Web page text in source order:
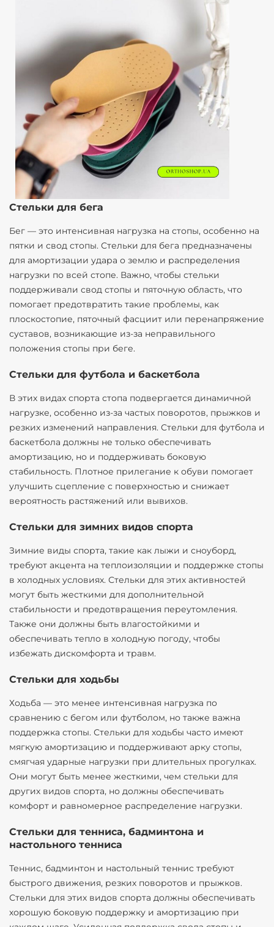
Стельки для бега
Бег — это интенсивная нагрузка на стопы, особенно на
пятки и свод стопы. Стельки для бега предназначены
для амортизации удара о землю и распределения
нагрузки по всей стопе. Важно, чтобы стельки
поддерживали свод стопы и пяточную область, что
помогает предотвратить такие проблемы, как
плоскостопие, пяточный фасциит или перенапряжение
суставов, возникающие из-за неправильного
положения стопы при беге.
Стельки для футбола и баскетбола
В этих видах спорта стопа подвергается динамичной
нагрузке, особенно из-за частых поворотов, прыжков и
резких изменений направления. Стельки для футбола и
баскетбола должны не только обеспечивать
амортизацию, но и поддерживать боковую
стабильность. Плотное прилегание к обуви помогает
улучшить сцепление с поверхностью и снижает
вероятность растяжений или вывихов.
Стельки для зимних видов спорта
Зимние виды спорта, такие как лыжи и сноуборд,
требуют акцента на теплоизоляции и поддержке стопы
в холодных условиях. Стельки для этих активностей
могут быть жесткими для дополнительной
стабильности и предотвращения переутомления.
Также они должны быть влагостойкими и
обеспечивать тепло в холодную погоду, чтобы
избежать дискомфорта и травм.
Стельки для ходьбы
Ходьба — это менее интенсивная нагрузка по
сравнению с бегом или футболом, но также важна
поддержка стопы. Стельки для ходьбы часто имеют
мягкую амортизацию и поддерживают арку стопы,
смягчая ударные нагрузки при длительных прогулках.
Они могут быть менее жесткими, чем стельки для
других видов спорта, но должны обеспечивать
комфорт и равномерное распределение нагрузки.
Стельки для тенниса, бадминтона и
настольного тенниса
Теннис, бадминтон и настольный теннис требуют
быстрого движения, резких поворотов и прыжков.
Стельки для этих видов спорта должны обеспечивать
хорошую боковую поддержку и амортизацию при